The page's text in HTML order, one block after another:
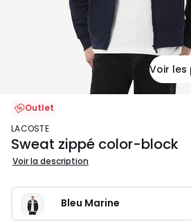
Voir les
Outlet
LACOSTE
Sweat zippé color-block
Voir la description
Bleu Marine